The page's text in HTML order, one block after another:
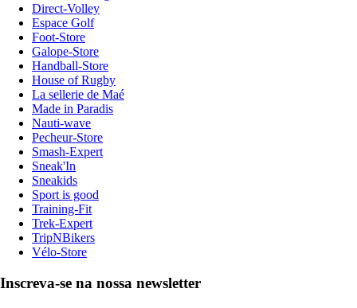
Direct-Volley
Espace Golf
Foot-Store
Galope-Store
Handball-Store
House of Rugby
La sellerie de Maé
Made in Paradis
Nauti-wave
Pecheur-Store
Smash-Expert
Sneak'In
Sneakids
Sport is good
Training-Fit
Trek-Expert
TripNBikers
Vélo-Store
Inscreva-se na nossa newsletter